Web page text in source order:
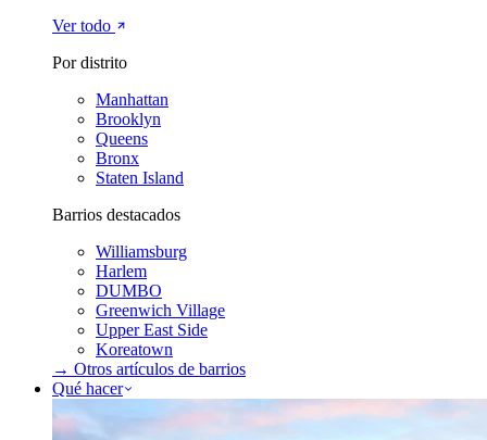
Ver todo
Por distrito
Manhattan
Brooklyn
Queens
Bronx
Staten Island
Barrios destacados
Williamsburg
Harlem
DUMBO
Greenwich Village
Upper East Side
Koreatown
→ Otros artículos de barrios
Qué hacer